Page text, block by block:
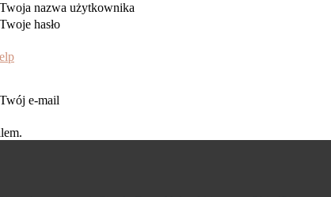
Twoja nazwa użytkownika
Twoje hasło
Twój e-mail